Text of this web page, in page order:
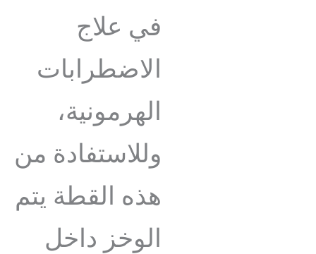
في علاج
الاضطرابات
الهرمونية،
وللاستفادة من
هذه القطة يتم
الوخز داخل